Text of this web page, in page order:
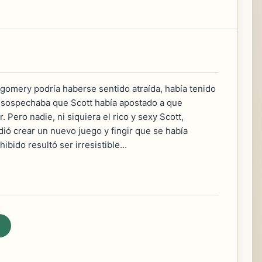
podría haberse sentido atraída, había tenido
que Scott había apostado a que
Pero nadie, ni siquiera el rico y sexy Scott,
crear un nuevo juego y fingir que se había
resultó ser irresistible...